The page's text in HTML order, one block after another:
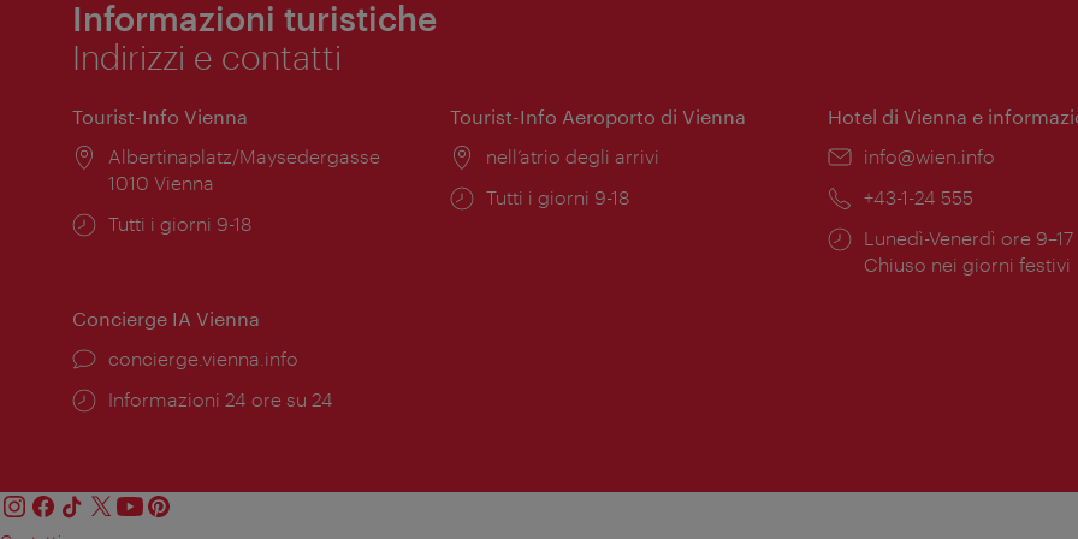
Informazioni turistiche
Indirizzi e contatti
Tourist-Info Vienna
Posizione:
Albertinaplatz/Maysedergasse
1010 Vienna
Orari
Tutti i giorni 9-18
Tourist-Info Aeroporto di Vienna
Posizione:
nell’atrio degli arrivi
Orari
Tutti i giorni 9-18
Hotel di Vienna e
Email:
info@wien.info
Telefono:
+43-1-24 555
Orari
di
Lunedì-Venerdì ore 9–17
Chiuso nei giorni festivi
Concierge IA Vienna
Ort:
concierge.vienna.info
Öffnungszeiten:
Informazioni 24 ore su 24